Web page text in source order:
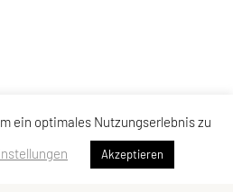
ein optimales Nutzungserlebnis zu
Akzeptieren